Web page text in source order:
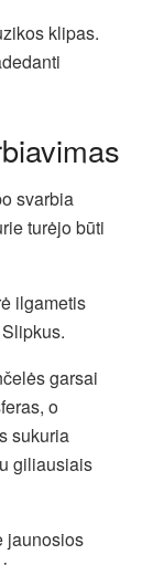
klipas.
svarbia
turėjo būti
ilgametis
garsai
o
sukuria
giliausiais
jaunosios